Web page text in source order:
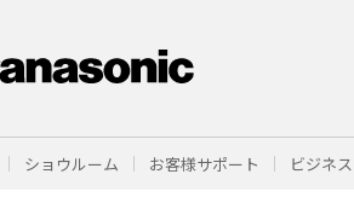
ショウルーム お客様サポート ビジネ